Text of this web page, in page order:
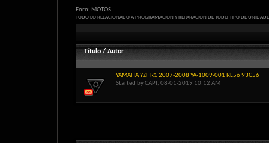
Foro: MOTOS
TODO LO RELACIONADO A PROGRAMACION Y REPARACION DE TODO TIPO DE
Título / Autor
YAMAHA YZF R1 2007-2008 YA-1009-001 RL56 93C56
Started byCAPI , 08-01-2019 10:12 AM